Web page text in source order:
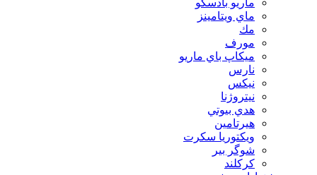
ماريو بادسكو
ماي ويتامينز
مك
مورف
ميكاپ باي ماريو
نارس
نيكس
نیتروژنا
هدي بيوتي
هیرتامین
ویکتوریا سکرت
شوگر بير
کرکلند